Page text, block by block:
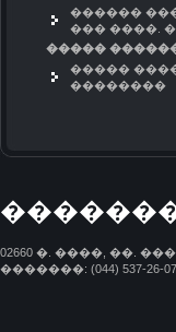
������
��� ����.
�����
�����
��������
02660 �. ����, ��.
�������: (044) 537-